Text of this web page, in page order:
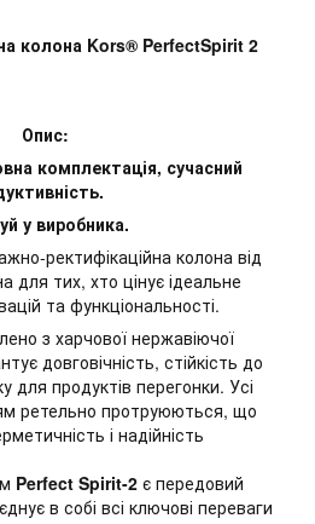
колона Kors® PerfectSpirit 2
Опис:
комплектація, сучасний
у виробника.
ректифікаційна колона від
для тих, хто цінує ідеальне
та функціональності.
з харчової нержавіючої
довговічність, стійкість до
для продуктів перегонки. Усі
ретельно протруюються, що
і надійність
Perfect Spirit-2 є передовий
в собі всі ключові переваги